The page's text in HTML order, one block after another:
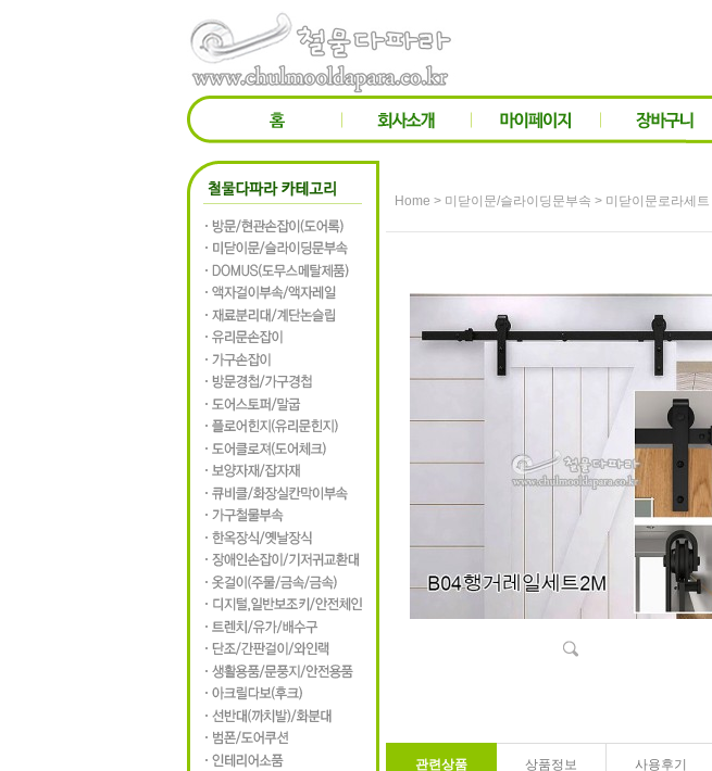
Home > 미닫이문/슬라이딩문부속 > 미닫이문로라세트
관련상품 상품정보 사용후기